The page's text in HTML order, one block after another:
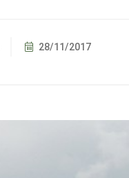
28/11/2017